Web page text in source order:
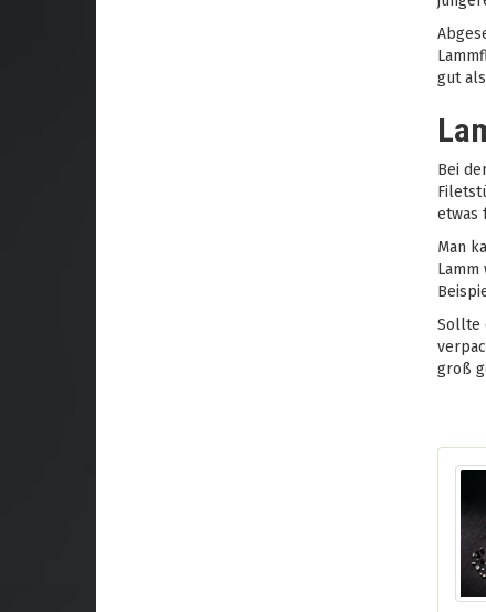
gut
Bei
etwas
Man
Sollte
groß